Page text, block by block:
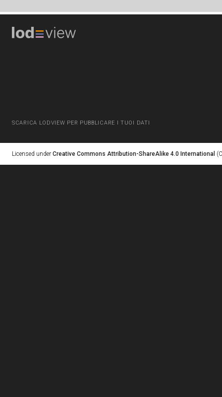
SCARICA LODVIEW PER PUBBLICARE I TUOI DATI
Licensed under Creative Commons Attribution-ShareAlike 4.0 International